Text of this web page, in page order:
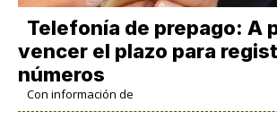
Telefonía de prepago: A
vencer el plazo para
números
Con información de